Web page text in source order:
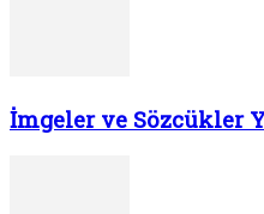
İmgeler ve Sözcükler